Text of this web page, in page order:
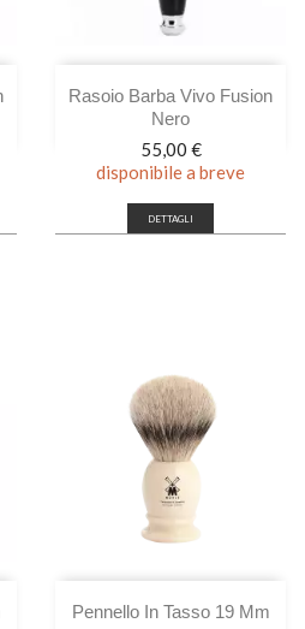
Rasoio Barba Vivo Fusion
Nero
Prezzo
55,00 €
disponibile a breve
DETTAGLI
Pennello In Tasso 19 Mm